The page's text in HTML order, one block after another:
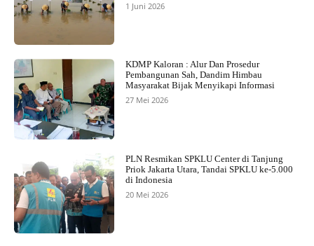
1 Juni 2026
KDMP Kaloran : Alur Dan Prosedur
Pembangunan Sah, Dandim Himbau
Masyarakat Bijak Menyikapi Informasi
27 Mei 2026
PLN Resmikan SPKLU Center di Tanjung
Priok Jakarta Utara, Tandai SPKLU ke-5.000
di Indonesia
20 Mei 2026